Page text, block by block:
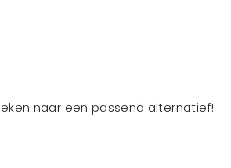
naar een passend alternatief!